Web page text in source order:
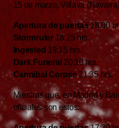
15 de marzo, Villava
Apertura de puertas18:00
Stormruler18:25 hrs.
Ingested 19:15 hrs.
Dark Funeral 20:10 hrs.
Cannibal Corpse21:35 hrs.
Mientras que, en Madrid y
oficiales son estos: